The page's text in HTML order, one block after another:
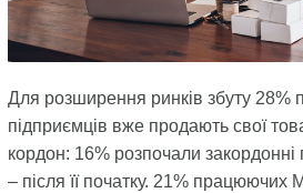
Для розширення ринків збуту 28%
підприємців вже продають свої
кордон: 16% розпочали закордонні
– після її початку. 21%